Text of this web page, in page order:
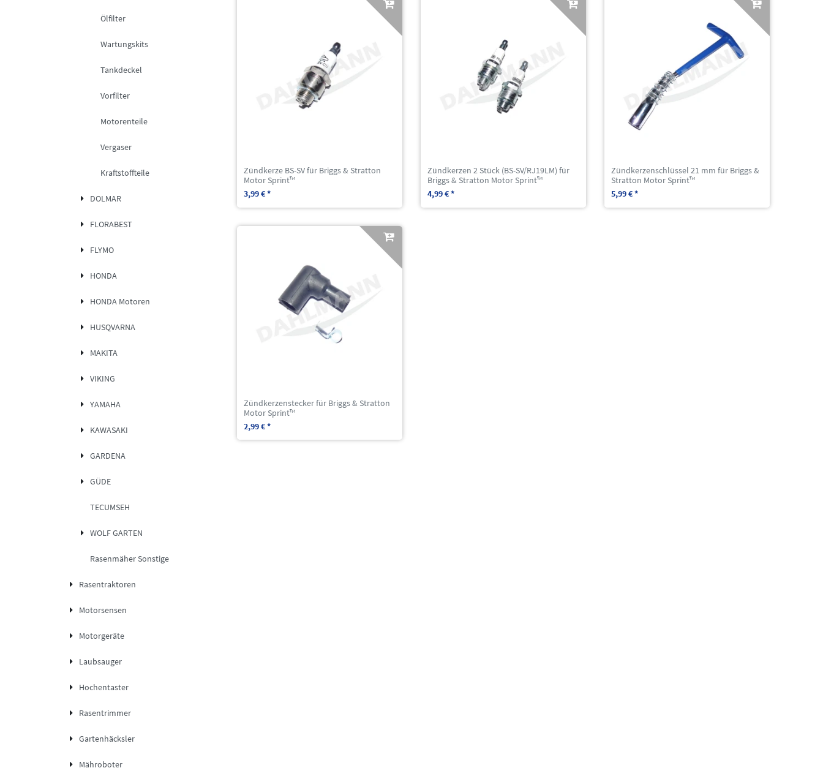
Ölfilter
Wartungskits
Tankdeckel
Vorfilter
Motorenteile
Vergaser
Kraftstoffteile
DOLMAR
FLORABEST
FLYMO
HONDA
HONDA Motoren
HUSQVARNA
MAKITA
VIKING
YAMAHA
KAWASAKI
GARDENA
GÜDE
TECUMSEH
WOLF GARTEN
Rasenmäher Sonstige
Rasentraktoren
Motorsensen
Motorgeräte
Laubsauger
Hochentaster
Rasentrimmer
Gartenhäcksler
Mähroboter
Zündkerze BS-SV für Briggs & Stratton
Motor Sprint™
3,99 € *
Zündkerzen 2 Stück (BS-SV/RJ19LM) für
Briggs & Stratton Motor Sprint™
4,99 € *
Zündkerzenschlüssel 21 mm für Briggs &
Stratton Motor Sprint™
5,99 € *
Zündkerzenstecker für Briggs & Stratton
Motor Sprint™
2,99 € *